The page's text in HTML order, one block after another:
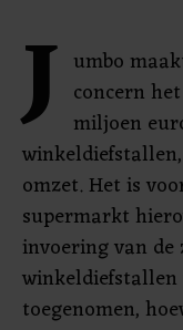
J umbo
concern
miljoen
omzet. Het is
supermarkt
invoering van
toegenomen,